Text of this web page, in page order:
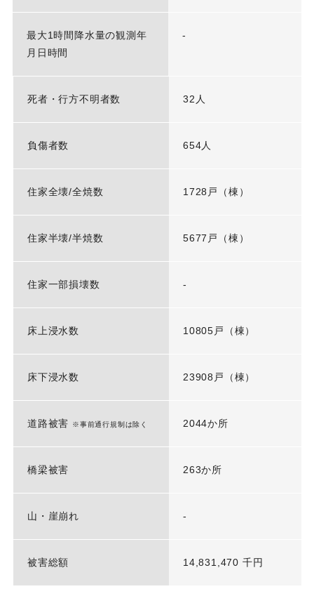
最大1時間降水量の観測年
月日時間
-
死者・行方不明者数 32人
負傷者数 654人
住家全壊/全焼数 1728戸（棟）
住家半壊/半焼数 5677戸（棟）
住家一部損壊数 -
床上浸水数 10805戸（棟）
床下浸水数 23908戸（棟）
道路被害 ※事前通行規制は除く 2044か所
橋梁被害 263か所
山・崖崩れ -
被害総額 14,831,470 千円